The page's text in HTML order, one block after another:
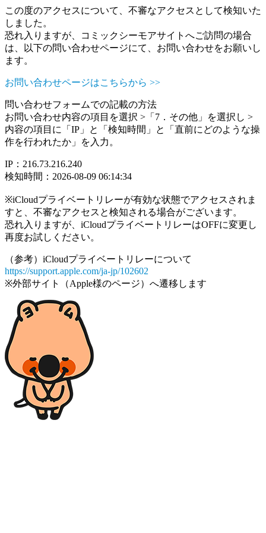
この度のアクセスについて、不審なアクセスとして検知いた
しました。
恐れ入りますが、コミックシーモアサイトへご訪問の場合
は、以下の問い合わせページにて、お問い合わせをお願いし
ます。
お問い合わせページはこちらから >>
問い合わせフォームでの記載の方法
お問い合わせ内容の項目を選択 >「7．その他」を選択し >
内容の項目に「IP」と「検知時間」と「直前にどのような操
作を行われたか」を入力。
IP：216.73.216.240
検知時間：2026-08-09 06:14:34
※iCloudプライベートリレーが有効な状態でアクセスされま
すと、不審なアクセスと検知される場合がございます。
恐れ入りますが、iCloudプライベートリレーはOFFに変更し
再度お試しください。
（参考）iCloudプライベートリレーについて
https://support.apple.com/ja-jp/102602
※外部サイト（Apple様のページ）へ遷移します